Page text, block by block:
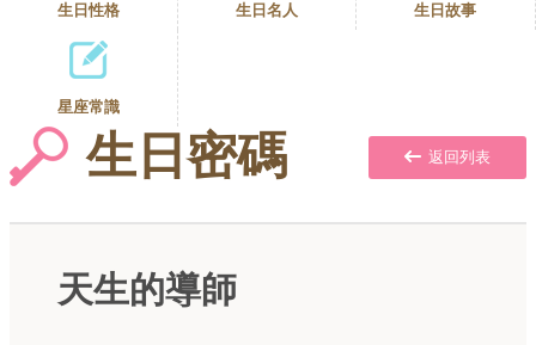
生日性格 生日名人 生日故事
星座常識
生日密碼 返回列表
天生的導師